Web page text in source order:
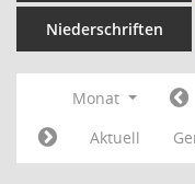
Niederschriften
Monat
Aktuell